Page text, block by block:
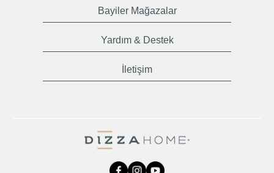
Bayiler Mağazalar
Yardım & Destek
İletişim